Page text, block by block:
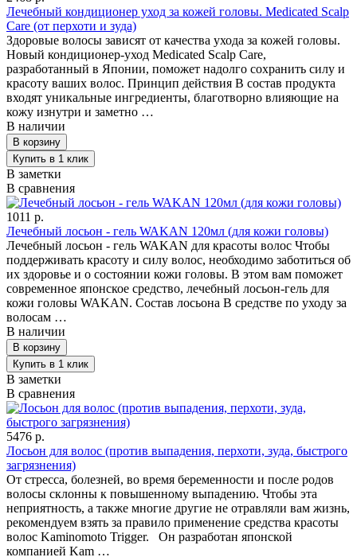
Лечебный кондиционер уход за кожей головы. Medicated Scalp
Care (от перхоти и зуда)
Здоровые волосы зависят от качества ухода за кожей головы.
Новый кондиционер-уход Medicated Scalp Care,
разработанный в Японии, поможет надолго сохранить силу и
красоту ваших волос. Принцип действия В состав продукта
входят уникальные ингредиенты, благотворно влияющие на
кожу изнутри и заметно …
В наличии
В заметки
В сравнения
1011 р.
Лечебный лосьон - гель WAKAN 120мл (для кожи головы)
Лечебный лосьон - гель WAKAN для красоты волос Чтобы
поддерживать красоту и силу волос, необходимо заботиться об
их здоровье и о состоянии кожи головы. В этом вам поможет
современное японское средство, лечебный лосьон-гель для
кожи головы WAKAN. Состав лосьона В средстве по уходу за
волосам …
В наличии
В заметки
В сравнения
5476 р.
Лосьон для волос (против выпадения, перхоти, зуда, быстрого
загрязнения)
От стресса, болезней, во время беременности и после родов
волосы склонны к повышенному выпадению. Чтобы эта
неприятность, а также многие другие не отравляли вам жизнь,
рекомендуем взять за правило применение средства красоты
волос Kaminomoto Trigger. Он разработан японской
компанией Kam …